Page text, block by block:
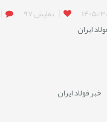
1405/ نمایش
ایران
خبر فولاد ایران